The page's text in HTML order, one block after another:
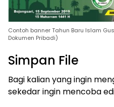
Contoh banner Tahun Baru Islam
Dokumen Pribadi)
Simpan File
Bagi kalian yang ingin
sekedar ingin mencoba